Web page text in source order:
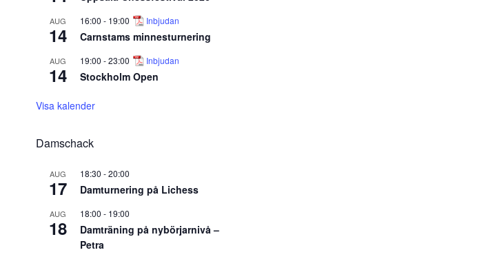
AUG
14
16:00 - 19:00 Inbjudan
Carnstams minnesturnering
AUG
14
19:00 -23:00 Inbjudan
Stockholm Open
Visa kalender
Damschack
AUG
17
18:30 -20:00
Damturnering på Lichess
AUG
18
18:00 - 19:00
Damträning på nybörjarnivå –
Petra